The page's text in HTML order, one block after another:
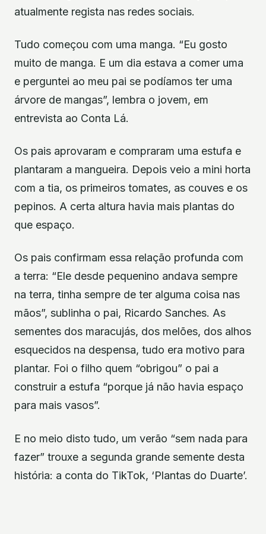
atualmente regista nas redes sociais.
Tudo começou com uma manga. “Eu gosto
muito de manga. E um dia estava a comer uma
e perguntei ao meu pai se podíamos ter uma
árvore de mangas”, lembra o jovem, em
entrevista ao Conta Lá.
Os pais aprovaram e compraram uma estufa e
plantaram a mangueira. Depois veio a mini horta
com a tia, os primeiros tomates, as couves e os
pepinos. A certa altura havia mais plantas do
que espaço.
Os pais confirmam essa relação profunda com
a terra: “Ele desde pequenino andava sempre
na terra, tinha sempre de ter alguma coisa nas
mãos”, sublinha o pai, Ricardo Sanches. As
sementes dos maracujás, dos melões, dos alhos
esquecidos na despensa, tudo era motivo para
plantar. Foi o filho quem “obrigou” o pai a
construir a estufa “porque já não havia espaço
para mais vasos”.
E no meio disto tudo, um verão “sem nada para
fazer” trouxe a segunda grande semente desta
história: a conta do TikTok, ‘Plantas do Duarte’.